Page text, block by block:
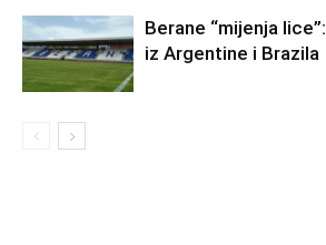
Berane “mijenja
iz Argentine i Brazila